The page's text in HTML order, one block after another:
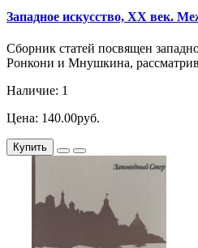
Западное искусство, XX век.
Сборник статей посвящен
Ронкони и Мнушкина,
Наличие: 1
Цена: 140.00руб.
Купить